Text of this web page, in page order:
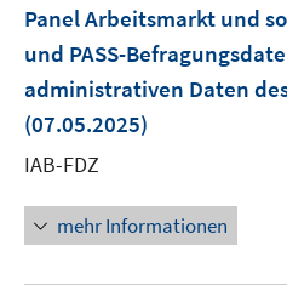
Panel Arbeitsmarkt und
und PASS-
administrativen Daten des
(07.05.2025)
IAB-FDZ
mehr Informationen